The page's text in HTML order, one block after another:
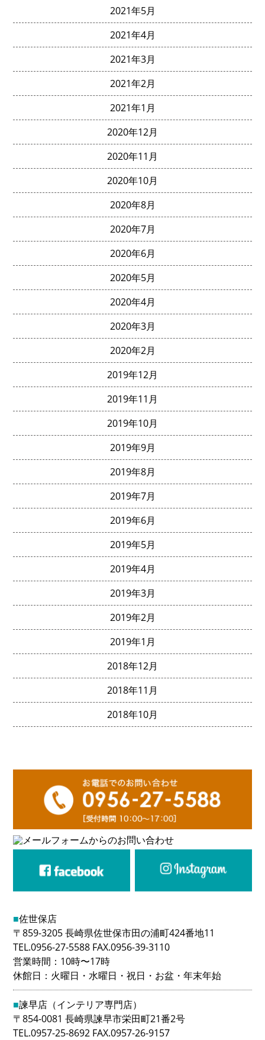
2021年5月
2021年4月
2021年3月
2021年2月
2021年1月
2020年12月
2020年11月
2020年10月
2020年8月
2020年7月
2020年6月
2020年5月
2020年4月
2020年3月
2020年2月
2019年12月
2019年11月
2019年10月
2019年9月
2019年8月
2019年7月
2019年6月
2019年5月
2019年4月
2019年3月
2019年2月
2019年1月
2018年12月
2018年11月
2018年10月
■佐世保店
〒859-3205 長崎県佐世保市田の浦町424番地11
TEL.0956-27-5588 FAX.0956-39-3110
営業時間：10時〜17時
休館日：火曜日・水曜日・祝日・お盆・年末年始
■諫早店（インテリア専門店）
〒854-0081 長崎県諫早市栄田町21番2号
TEL.0957-25-8692 FAX.0957-26-9157